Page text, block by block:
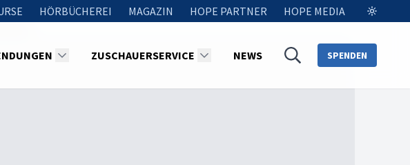
HÖRBÜCHEREI MAGAZIN HOPE PARTNER HOPE MEDIA
ZUSCHAUERSERVICE NEWS SPENDEN